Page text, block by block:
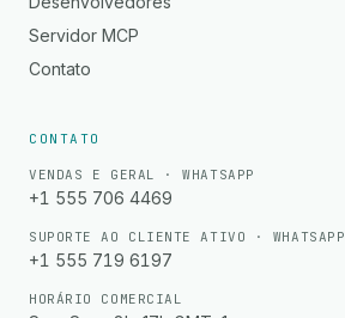
Servidor MCP
Contato
CONTATO
VENDAS E GERAL · WHATSAPP
+1 555 706 4469
SUPORTE AO CLIENTE ATIVO · WHATSAPP
+1 555 719 6197
HORÁRIO COMERCIAL